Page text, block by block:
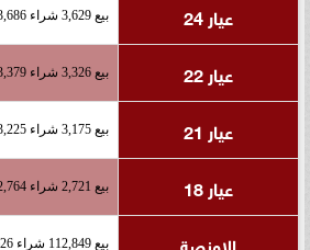
عيار 24
بيع 3,629 شراء 3,686
عيار 22 بيع 3,326 شراء 3,379
عيار 21 بيع 3,175 شراء 3,225
عيار 18 بيع 2,721 شراء 2,764
الاونصة بيع 112,849 شراء 114,626